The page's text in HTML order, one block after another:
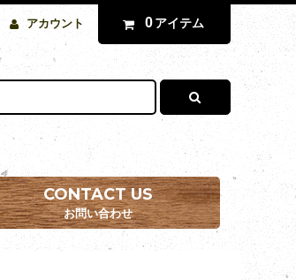
アカウント 0 アイテム
CONTACT US
お問い合わせ